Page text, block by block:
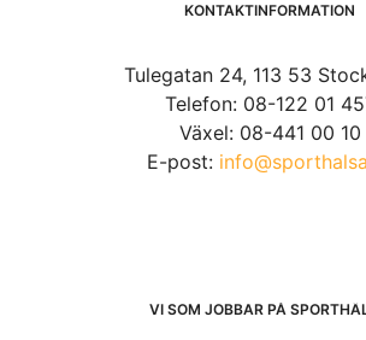
KONTAKTINFORMATION
Tulegatan 24, 113 53
Telefon: 08-122 01
Växel: 08-441 00 10
E-post:
VI SOM JOBBAR PÅ